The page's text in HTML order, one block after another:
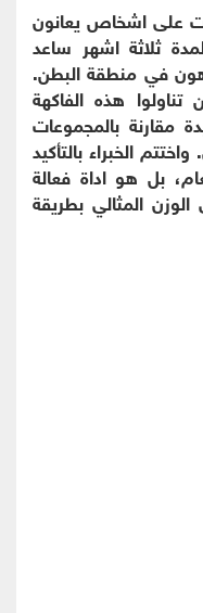
على اشخاص يعانون
ثلاثة اشهر ساعد
في منطقة البطن.
هذه الفاكهة
مقارنة بالمجموعات
الخبراء بالتأكيد
بل هو اداة فعالة
المثالي بطريقة